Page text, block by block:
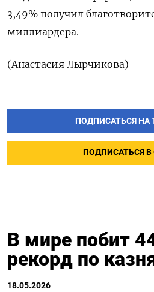
‌3,49% получил
миллиардера.
(Анастасия Лырчикова)
ПОДПИСАТЬСЯ НА
ПОДПИСАТЬСЯ В
В мире побит
рекорд по
18.05.2026